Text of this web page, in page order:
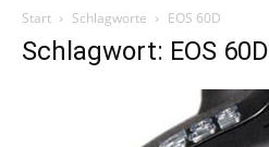
Start Schlagworte EOS 60D
Schlagwort: EOS 60D